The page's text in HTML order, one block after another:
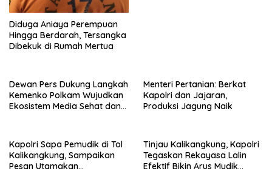
Diduga Aniaya Perempuan
Hingga Berdarah, Tersangka
Dibekuk di Rumah Mertua
Dewan Pers Dukung Langkah
Kemenko Polkam Wujudkan
Ekosistem Media Sehat dan
Menteri Pertanian: Berkat
Kapolri dan Jajaran,
Produksi Jagung Naik
Kapolri Sapa Pemudik di Tol
Kalikangkung, Sampaikan
Pesan Utamakan
Tinjau Kalikangkung, Kapolri
Tegaskan Rekayasa Lalin
Efektif Bikin Arus Mudik